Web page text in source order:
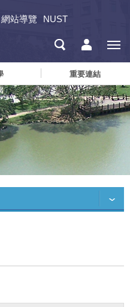
網站導覽 NUST
重要連結